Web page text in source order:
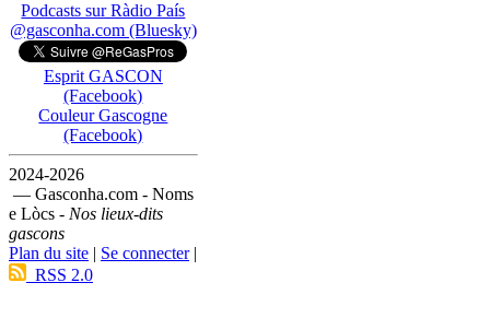
Podcasts sur Ràdio País
@gasconha.com (Bluesky)
Esprit GASCON
(Facebook)
Couleur Gascogne
(Facebook)
2024-2026
— Gasconha.com - Noms
e Lòcs - Nos lieux-dits
gascons
Plan du site | Se connecter|
RSS 2.0